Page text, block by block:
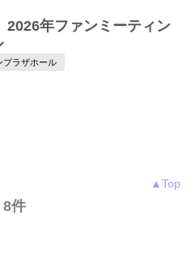
年ファンミーティン
プラザホール
▲Top
件